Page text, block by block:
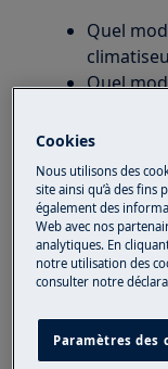
Quel
Quel
S'applique à
Solution
régler la
Cookies
Nous utilisons des
site ainsi qu’à des
également des
Web avec nos
analytiques. En
notre utilisation des
consulter notre
Paramètres des